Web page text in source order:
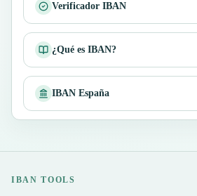
Verificador IBAN
¿Qué es IBAN?
IBAN España
IBAN TOOLS